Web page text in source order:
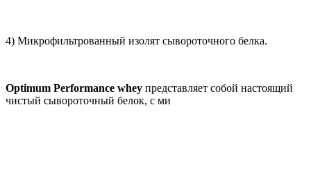
4) Микрофильтрованный изолят сывороточного белка.
Optimum Performance whey представляет собой настоящий
чистый сывороточный белок, с ми